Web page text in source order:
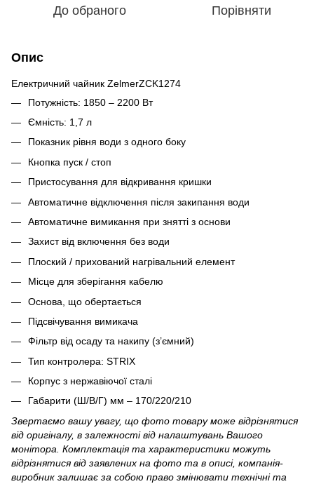
До обраного Порівняти
Опис
Електричний чайник ZelmerZCK1274
Потужність: 1850 – 2200 Вт
Ємність: 1,7 л
Показник рівня води з одного боку
Кнопка пуск / стоп
Пристосування для відкривання кришки
Автоматичне відключення після закипання води
Автоматичне вимикання при знятті з основи
Захист від включення без води
Плоский / прихований нагрівальний елемент
Місце для зберігання кабелю
Основа, що обертається
Підсвічування вимикача
Фільтр від осаду та накипу (з’ємний)
Тип контролера: STRIX
Корпус з нержавіючої сталі
Габарити (Ш/В/Г) мм – 170/220/210
Звертаємо вашу увагу, що фото товару може відрізнятися
від оригіналу, в залежності від налаштувань Вашого
монітора. Комплектація та характеристики можуть
відрізнятися від заявлених на фото та в описі, компанія-
виробник залишає за собою право змінювати технічні та